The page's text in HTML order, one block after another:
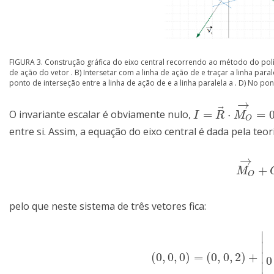
FIGURA 3. Construção gráfica do eixo central recorrendo ao método do
de ação do vetor . B) Intersetar com a linha de ação de e traçar a linha
ponto de interseção entre a linha de ação de e a linha paralela a . D) No
O invariante escalar é obviamente nulo, I = R⃗ ⋅ MO
→
= 0
I= R→⋅M O→= 0
entre si. Assim, a equação do eixo central é dada pela
MO
→
+
MO→+
pelo que neste sistema de três vetores fica:
(0, 0, 0) = (0, 0, 2) +
∣
∣
∣
∣ 0
(0,0 ,0) =(0 ,0, 2)+| i→ j→ k→ 0−